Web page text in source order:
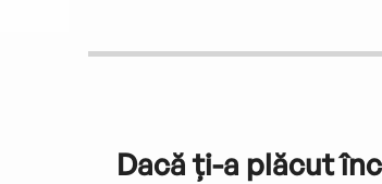
Dacă ți-a plăcut